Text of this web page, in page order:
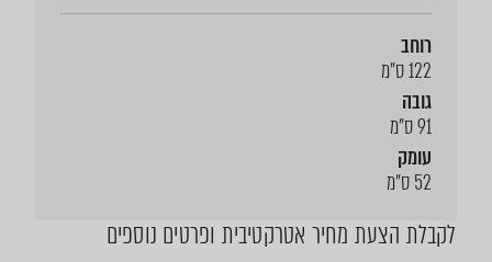
רוחב
122 ס"מ
גובה
91 ס"מ
עומק
52 ס"מ
לקבלת הצעת מחיר אטרקטיבית ופרטים נוספים